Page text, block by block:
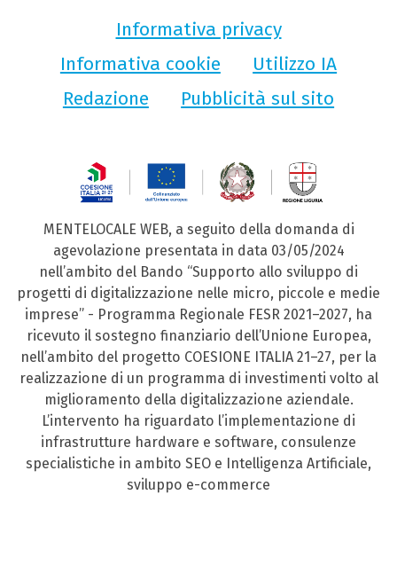
Informativa privacy
Informativa cookie
Utilizzo IA
Redazione
Pubblicità sul sito
MENTELOCALE WEB, a seguito della domanda di
agevolazione presentata in data 03/05/2024
nell’ambito del Bando “Supporto allo sviluppo di
progetti di digitalizzazione nelle micro, piccole e medie
imprese” - Programma Regionale FESR 2021–2027, ha
ricevuto il sostegno finanziario dell’Unione Europea,
nell’ambito del progetto COESIONE ITALIA 21–27, per la
realizzazione di un programma di investimenti volto al
miglioramento della digitalizzazione aziendale.
L’intervento ha riguardato l’implementazione di
infrastrutture hardware e software, consulenze
specialistiche in ambito SEO e Intelligenza Artificiale,
sviluppo e-commerce